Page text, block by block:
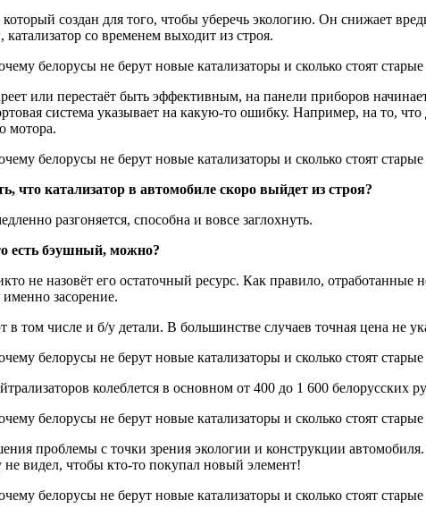
создан для того, чтобы уберечь экологию. Он снижает
со временем выходит из строя.
или перестаёт быть эффективным, на панели приборов
система указывает на какую-то ошибку. Например, на то,
мотора.
что катализатор в автомобиле скоро выйдет из строя?
разгоняется, способна и вовсе заглохнуть.
есть бэушный, можно?
не назовёт его остаточный ресурс. Как правило, отработанные
засорение.
том числе и б/у детали. В большинстве случаев точная цена не
колеблется в основном от 400 до 1 600 белорусских
проблемы с точки зрения экологии и конструкции
не видел, чтобы кто-то покупал новый элемент!